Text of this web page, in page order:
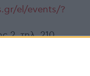
el/events/?
2, τηλ. 210